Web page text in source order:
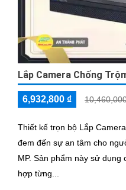
Lắp Camera Chống
6,932,800 ₫
Thiết kế trọn bộ Lắp
đem đến sự an tâm cho
MP. Sản phẩm này sử dụng công nghệ mới nhất được tích
hợp từng...